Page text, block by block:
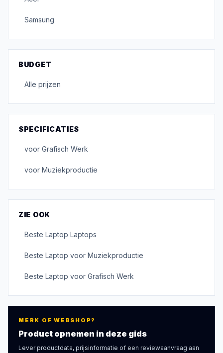
Samsung
BUDGET
Alle prijzen
SPECIFICATIES
voor Grafisch Werk
voor Muziekproductie
ZIE OOK
Beste Laptop Laptops
Beste Laptop voor Muziekproductie
Beste Laptop voor Grafisch Werk
MERK OF WEBSHOP?
Product opnemen in deze gids
Lever productdata, prijsinformatie of een reviewaanvraag aan